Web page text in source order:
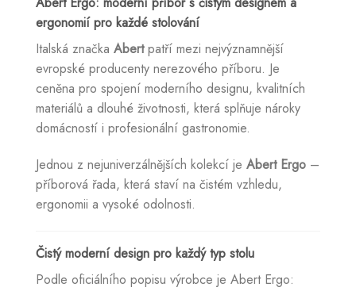
ergonomií pro každé stolování
Italská značka Abertpatří mezi nejvýznamnější
evropské producenty nerezového příboru. Je
ceněna pro spojení moderního designu, kvalitních
materiálů a dlouhé životnosti, která splňuje nároky
domácností i profesionální gastronomie.
Jednou z nejuniverzálnějších kolekcí je Abert Ergo –
příborová řada, která staví na čistém vzhledu,
ergonomii a vysoké odolnosti.
Čistý moderní design pro každý typ stolu
Podle oficiálního popisu výrobce je Abert Ergo: